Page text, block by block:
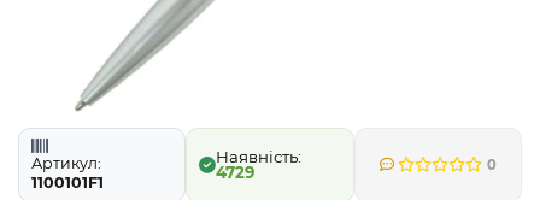
Артикул:
1100101F1
4729 0